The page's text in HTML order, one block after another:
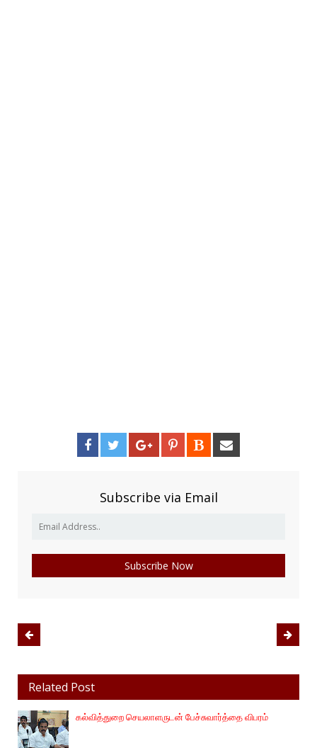
Subscribe via Email
Related Post
கல்வித்துறை செயலாளருடன் பேச்சுவார்த்தை விபரம்